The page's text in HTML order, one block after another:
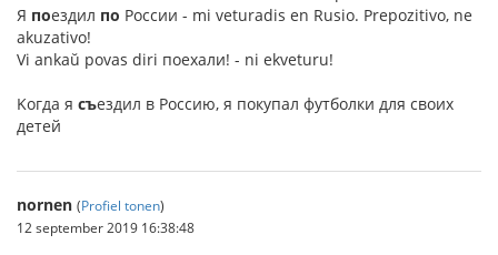
Я поездил по России - mi veturadis en Rusio. Prepozitivo, ne
akuzativo!
Vi ankaŭ povas diri поехали! - ni ekveturu!
Kогда я съездил в Россию, я покупал футболки для своих
детей
nornen (Profiel tonen)
12 september 2019 16:38:48